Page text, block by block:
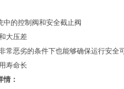
中的控制阀和安全截止阀
大压差
常恶劣的条件下也能够确保运行安全
寿命长
情：